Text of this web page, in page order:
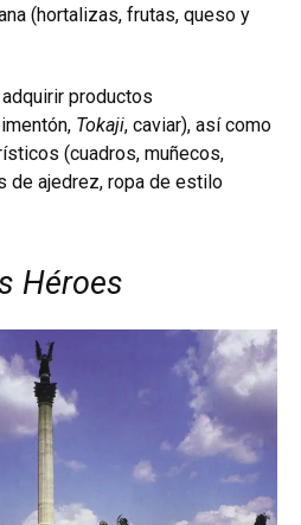
(hortalizas, frutas, queso y
productos
Tokaji, caviar), así como
(cuadros, muñecos,
de ajedrez, ropa de estilo
Héroes